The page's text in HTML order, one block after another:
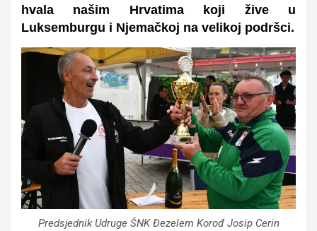
hvala našim Hrvatima koji žive u
Luksemburgu i Njemačkoj na velikoj podršci.
Predsjednik Udruge ŠNK Đezelem Korođ Josip Cerin